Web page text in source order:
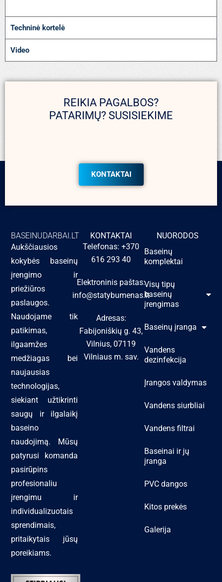
Techninė kortelė
Video
REIKIA PAGALBOS?
PATARIMŲ? SUSISIEKIME
KONTAKTAI
BASEINUDARBAI.LT
Aukščiausios
kokybės baseinų
įrengimo ir
priežiūros
paslaugos.
Naudojame tik
patikimas,
ilgaamžes
medžiagas bei
naujausias
technologijas,
siekiant užtikrinti
saugų ir ilgalaikį
baseino
naudojimą. Mūsų
patyrusi komanda
pasirūpins
profesionaliu
įrengimu ir
individualizuotais
sprendimais,
pritaikytais jūsų
poreikiams.
KONTAKTAI
Telefonas: +370
616 293 40
Elektroninis paštas:
info@statybumenas.lt
Adresas:
Fabijoniškių g. 43,
Vilnius, 07119
Vilniaus m. sav.
NUORODOS
Baseinų
komplektai
Visų tipų
baseinų
įrengimas
Baseinų įranga
Vandens
dezinfekcija
Įrangos valdymas
Vandens siurbliai
Vandens filtrai
Baseinai ir jų
įranga
PVC dangos
Kitos prekės
Galerija